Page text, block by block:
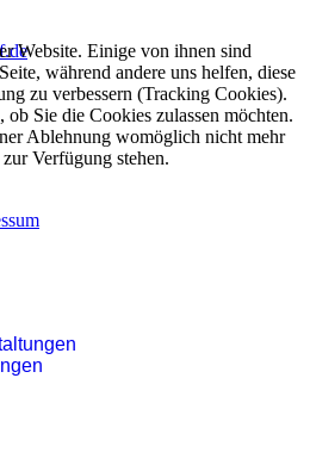
Website. Einige von ihnen sind
während andere uns helfen, diese
zu verbessern (Tracking Cookies).
ob Sie die Cookies zulassen möchten.
Ablehnung womöglich nicht mehr
Verfügung stehen.